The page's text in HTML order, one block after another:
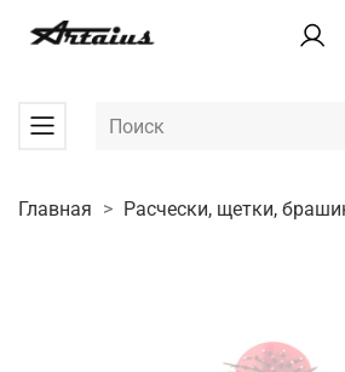
Главная Расчески, щетки,